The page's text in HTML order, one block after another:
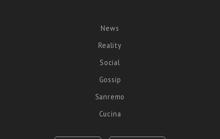
News
Reality
Social
Gossip
Sanremo
Cucina